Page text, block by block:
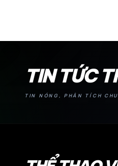
TIN TỨC
TIN NÓNG, PHÂN TÍCH